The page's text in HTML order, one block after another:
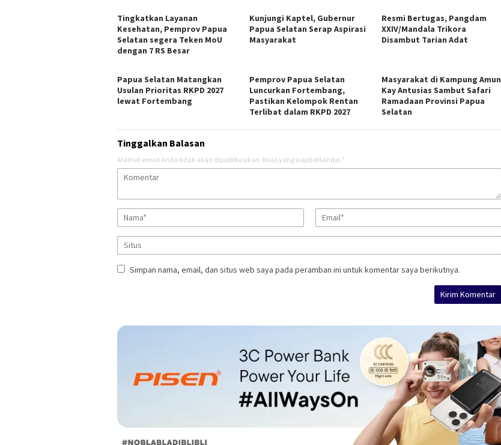
Tingkatkan Layanan
Kesehatan, Pemprov Papua
Selatan segera Teken MoU
dengan 7 RS Besar
Kunjungi Kaptel, Gubernur
Papua Selatan Serap Aspirasi
Masyarakat
Resmi Bertugas, Pangdam
XXIV/Mandala Trikora
Disambut Tarian Adat
Papua Selatan Matangkan
Usulan Prioritas RKPD 2027
lewat Fortembang
Pemprov Papua Selatan
Luncurkan Fortembang,
Pastikan Kelompok Rentan
Terlibat dalam RKPD 2027
Masyarakat di Kampung Amun
Kay Antusias Sambut Safari
Ramadaan Provinsi Papua
Selatan
Tinggalkan Balasan
Alamat email Anda tidak akan dipublikasikan. Ruas yang wajib ditandai *
Simpan nama, email, dan situs web saya pada peramban ini untuk komentar saya berikutnya.